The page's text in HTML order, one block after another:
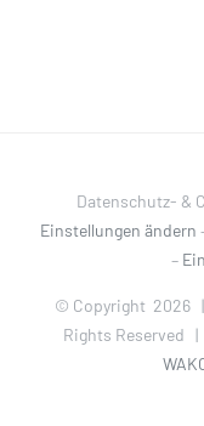
Datenschutz- &
Einstellungen ändern
–
© Copyright 2026
Rights Reserved |